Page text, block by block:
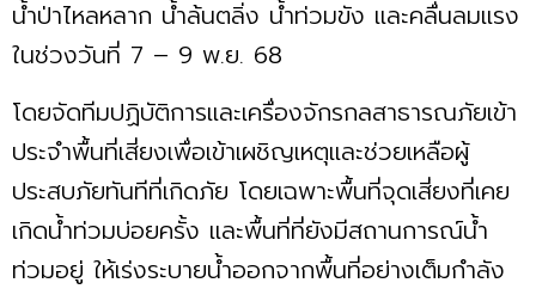
น้ำป่าไหลหลาก น้ำล้นตลิ่ง น้ำท่วมขัง และคลื่นลมแรง
ในช่วงวันที่ 7 – 9 พ.ย. 68
โดยจัดทีมปฏิบัติการและเครื่องจักรกลสาธารณภัยเข้า
ประจำพื้นที่เสี่ยงเพื่อเข้าเผชิญเหตุและช่วยเหลือผู้
ประสบภัยทันทีที่เกิดภัย โดยเฉพาะพื้นที่จุดเสี่ยงที่เคย
เกิดน้ำท่วมบ่อยครั้ง และพื้นที่ที่ยังมีสถานการณ์น้ำ
ท่วมอยู่ ให้เร่งระบายน้ำออกจากพื้นที่อย่างเต็มกำลัง